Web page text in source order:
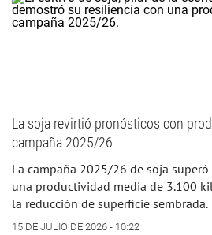
La soja revirtió pronósticos con
campaña 2025/26
La campaña 2025/26 de soja
una productividad media de 3.100
la reducción de superficie sembrada.
15 DE JULIO DE 2026 - 10:22